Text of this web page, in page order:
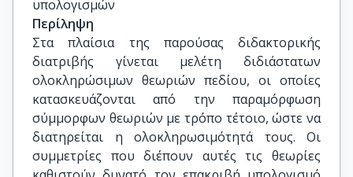
υπολογισμών
Περίληψη
Στα πλαίσια της παρούσας διδακτορικής
διατριβής γίνεται μελέτη διδιάστατων
ολοκληρώσιμων θεωριών πεδίου, οι οποίες
κατασκευάζονται από την παραμόρφωση
σύμμορφων θεωριών με τρόπο τέτοιο, ώστε να
διατηρείται η ολοκληρωσιμότητά τους. Οι
συμμετρίες που διέπουν αυτές τις θεωρίες